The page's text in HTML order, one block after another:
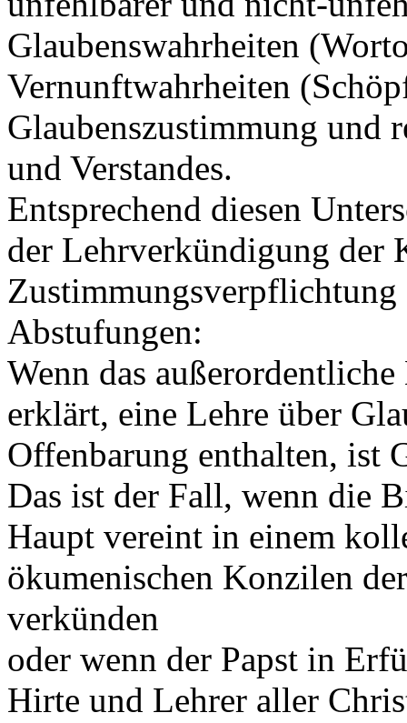
Glaubenswahrheiten
Vernunftwahrheiten
Glaubenszustimmung und
und Verstandes.
Entsprechend diesen
der Lehrverkündigung der
Abstufungen:
Wenn das
erklärt, eine Lehre über
Offenbarung enthalten, ist
Das ist der Fall, wenn die
Haupt vereint in einem
ökumenischen Konzilen
verkünden
oder wenn der Papst in
Hirte und Lehrer aller